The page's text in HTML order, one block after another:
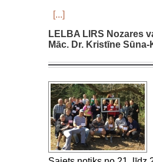
[...]
LELBA LIRS Nozares
Māc. Dr. Kristīne